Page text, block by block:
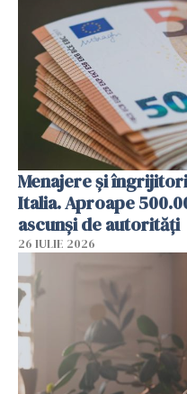
Menajere și
Italia. Aproape
ascunși de autorități
26 IULIE 2026